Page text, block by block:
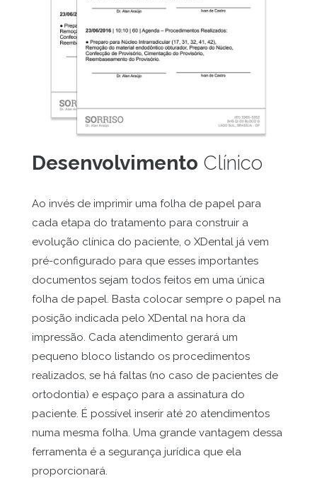
Desenvolvimento Clínico
Ao invés de imprimir uma folha de papel para
cada etapa do tratamento para construir a
evolução clínica do paciente, o XDental já vem
pré-configurado para que esses importantes
documentos sejam todos feitos em uma única
folha de papel. Basta colocar sempre o papel na
posição indicada pelo XDental na hora da
impressão. Cada atendimento gerará um
pequeno bloco listando os procedimentos
realizados, se há faltas (no caso de pacientes de
ortodontia) e espaço para a assinatura do
paciente. É possível inserir até 20 atendimentos
numa mesma folha. Uma grande vantagem dessa
ferramenta é a segurança jurídica que ela
proporcionará.